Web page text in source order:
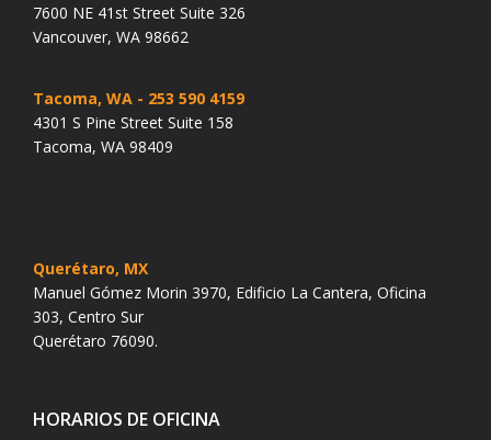
7600 NE 41st Street Suite 326
Vancouver, WA 98662
Tacoma, WA - 253 590 4159
4301 S Pine Street Suite 158
Tacoma, WA 98409
Querétaro, MX
Manuel Gómez Morin 3970, Edificio La Cantera, Oficina
303, Centro Sur
Querétaro 76090.
HORARIOS DE OFICINA